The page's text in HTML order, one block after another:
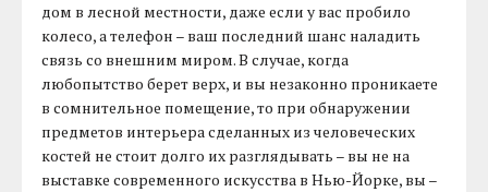
дом в лесной местности, даже если у вас пробило
колесо, а телефон – ваш последний шанс наладить
связь со внешним миром. В случае, когда
любопытство берет верх, и вы незаконно проникаете
в сомнительное помещение, то при обнаружении
предметов интерьера сделанных из человеческих
костей не стоит долго их разглядывать – вы не на
выставке современного искусства в Нью-Йорке, вы –